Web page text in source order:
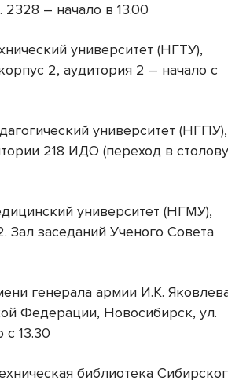
– начало в 13.00
университет (НГТУ),
2, аудитория 2 – начало с
университет (НГПУ),
218 ИДО (переход в
университет (НГМУ),
Зал заседаний Ученого Совета
генерала армии И.К.
Федерации, Новосибирск, ул.
13.30
библиотека